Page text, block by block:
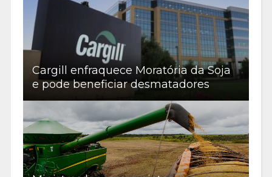
Cargill enfraquece Moratória da Soja
e pode beneficiar desmatadores